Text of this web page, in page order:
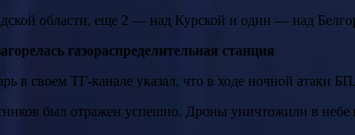
области, еще 2 — над Курской и один — над
газораспределительная станция
в своем ТГ-канале указал, что в ходе ночной атаки
был отражен успешно. Дроны уничтожили в